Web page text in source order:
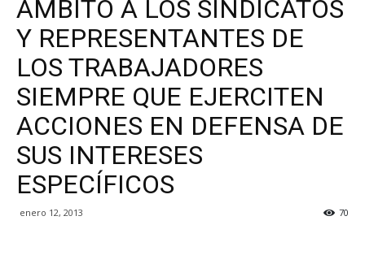
ÁMBITO A LOS SINDICATOS
Y REPRESENTANTES DE
LOS TRABAJADORES
SIEMPRE QUE EJERCITEN
ACCIONES EN DEFENSA DE
SUS INTERESES
ESPECÍFICOS
enero 12, 2013 70